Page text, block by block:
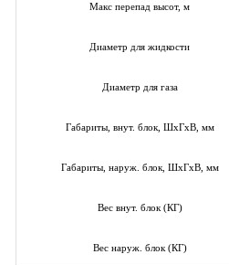
Макс перепад высот, м
Диаметр для жидкости
Диаметр для газа
Габариты, внут. блок, ШхГхВ, мм
Габариты, наруж. блок, ШхГхВ, мм
Вес внут. блок (КГ)
Вес наруж. блок (КГ)